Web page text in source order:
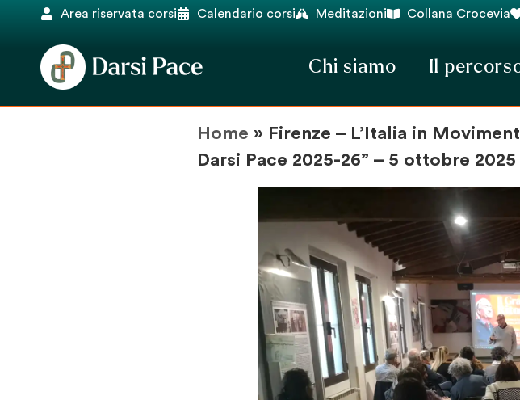
Area riservata corsi Calendario corsi Meditazioni Collana Crocevia
Chi siamo Il
Home » Firenze – L’Italia in
Darsi Pace 2025-26” – 5 ottobre 2025